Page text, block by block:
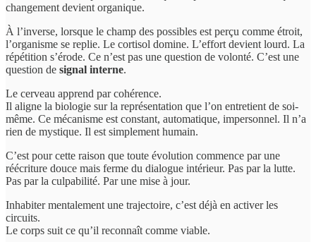
changement devient organique.
À l’inverse, lorsque le champ des possibles est perçu comme étroit,
l’organisme se replie. Le cortisol domine. L’effort devient lourd. La
répétition s’érode. Ce n’est pas une question de volonté. C’est une
question de signal interne.
Le cerveau apprend par cohérence.
Il aligne la biologie sur la représentation que l’on entretient de soi-
même. Ce mécanisme est constant, automatique, impersonnel. Il n’a
rien de mystique. Il est simplement humain.
C’est pour cette raison que toute évolution commence par une
réécriture douce mais ferme du dialogue intérieur. Pas par la lutte.
Pas par la culpabilité. Par une mise à jour.
Inhabiter mentalement une trajectoire, c’est déjà en activer les
circuits.
Le corps suit ce qu’il reconnaît comme viable.